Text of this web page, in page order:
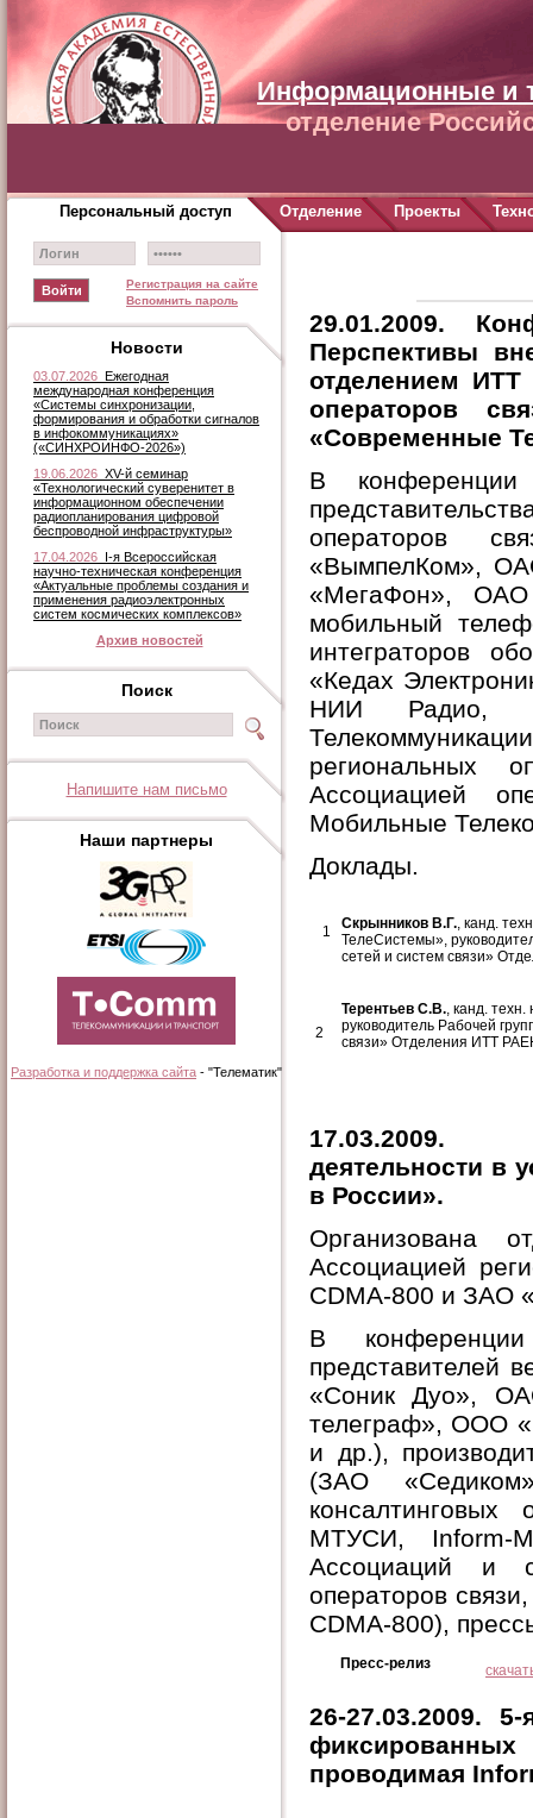
Информационные и
отделение
Регистрация на сайте
Вспомнить пароль
Новости
03.07.2026 Ежегодная
международная конференция
«Системы синхронизации,
формирования и обработки сигналов
в инфокоммуникациях»
(«СИНХРОИНФО-2026»)
19.06.2026 XV-й семинар
«Технологический суверенитет в
информационном обеспечении
радиопланирования цифровой
беспроводной инфраструктуры»
17.04.2026 I-я Всероссийская
научно-техническая конференция
«Актуальные проблемы создания и
применения радиоэлектронных
систем космических комплексов»
Архив новостей
Поиск
Напишите нам письмо
Наши партнеры
Разработка и поддержка сайта - "Телематик"
29.01.2009.
Перспективы
отделением
операторов
«Современные
В конференции
операторов
«ВымпелКом»,
«МегаФон»,
мобильный
интеграторов
«Кедах
НИИ Радио,
региональных
Ассоциацией
Мобильные
Доклады.
1 Скрынников В.Г., канд.
ТелеСистемы»,
сетей и систем связи»
2
Терентьев С.В., канд.
руководитель Рабочей
связи» Отделения ИТТ
17.03.2009.
деятельности в
в России».
Организована
Ассоциацией
CDMA-800 и ЗАО
В
представителей
«Соник Дуо»,
телеграф», ООО
и др.),
(ЗАО
МТУСИ, Inform-
Ассоциаций и
операторов
CDMA-800),
Пресс-релиз
26-27.03.2009.
проводимая
Персональный доступ Отделение Проекты